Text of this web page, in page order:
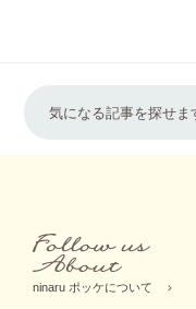
ninaru ポッケについて